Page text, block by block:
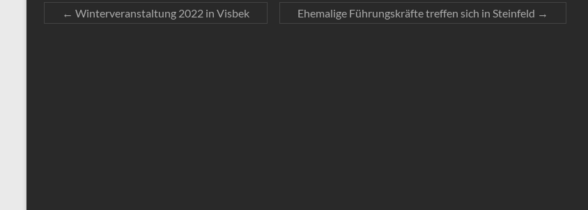
← Winterveranstaltung 2022 in Visbek Ehemalige Führungskräfte treffen sich in Steinfeld →